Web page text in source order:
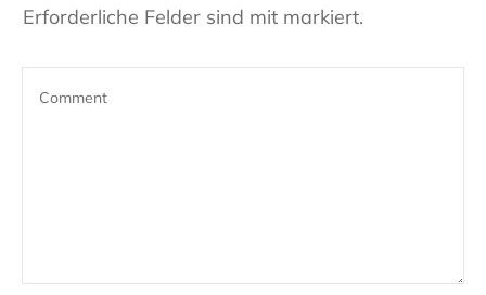
Erforderliche Felder sind mit markiert.